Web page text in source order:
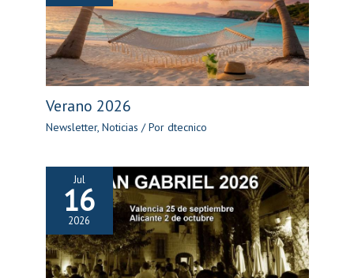
Verano 2026
Newsletter, Noticias / Por dtecnico
Jul
16
2026